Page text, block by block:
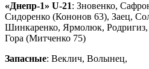
«Днепр-1» U-21: Зновенко,
Сидоренко (Кононов 63), Заец,
Шинкаренко, Ярмолюк,
Гора (Митченко 75)
Запасные: Веклич, Волынец,